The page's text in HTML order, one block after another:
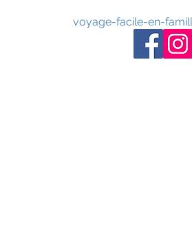
voyage-facile-en-